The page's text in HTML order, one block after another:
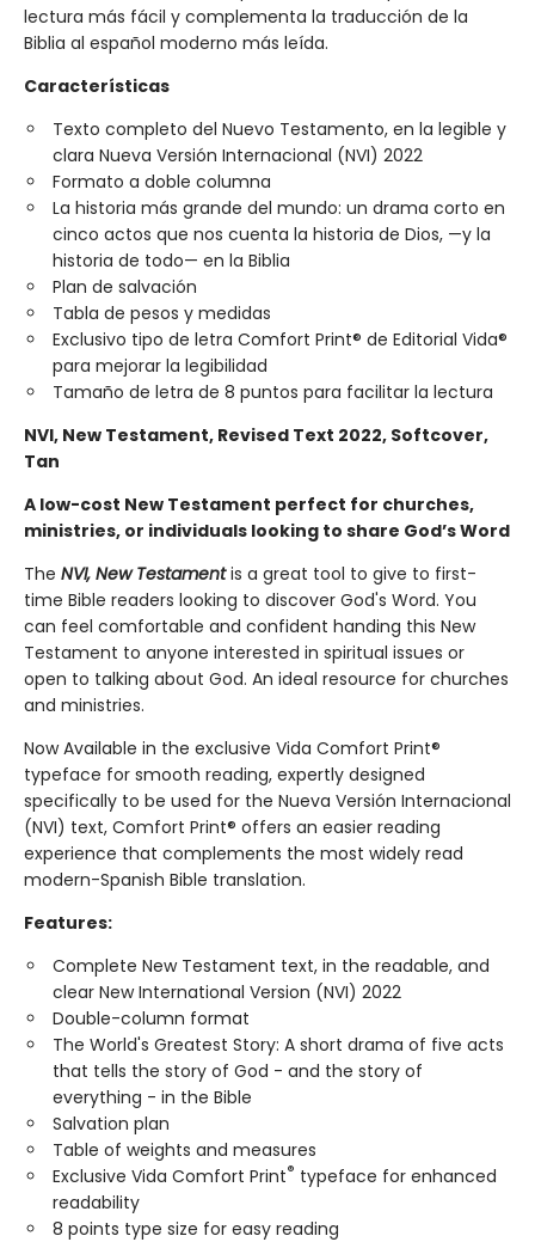
lectura más fácil y complementa la traducción de la
Biblia al español moderno más leída.
Características
Texto completo del Nuevo Testamento, en la legible y
clara Nueva Versión Internacional (NVI) 2022
Formato a doble columna
La historia más grande del mundo: un drama corto en
cinco actos que nos cuenta la historia de Dios, —y la
historia de todo— en la Biblia
Plan de salvación
Tabla de pesos y medidas
Exclusivo tipo de letra Comfort Print® de Editorial Vida®
para mejorar la legibilidad
Tamaño de letra de 8 puntos para facilitar la lectura
NVI, New Testament, Revised Text 2022, Softcover,
Tan
A low-cost New Testament perfect for churches,
ministries, or individuals looking to share God’s Word
The NVI, New Testamentis a great tool to give to first-
time Bible readers looking to discover God's Word. You
can feel comfortable and confident handing this New
Testament to anyone interested in spiritual issues or
open to talking about God. An ideal resource for churches
and ministries.
Now Available in the exclusive Vida Comfort Print®
typeface for smooth reading, expertly designed
specifically to be used for the Nueva Versión Internacional
(NVI) text, Comfort Print® offers an easier reading
experience that complements the most widely read
modern-Spanish Bible translation.
Features:
Complete New Testament text, in the readable, and
clear New International Version (NVI) 2022
Double-column format
The World's Greatest Story: A short drama of five acts
that tells the story of God - and the story of
everything - in the Bible
Salvation plan
Table of weights and measures
Exclusive Vida Comfort Print® typeface for enhanced
readability
8 points type size for easy reading